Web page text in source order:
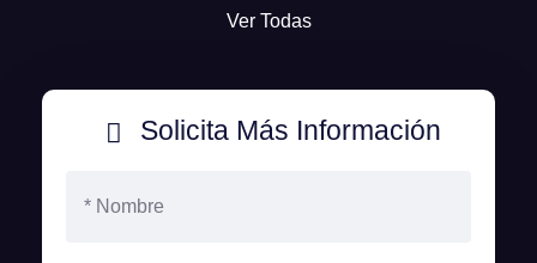
Ver Todas
Solicita Más Información